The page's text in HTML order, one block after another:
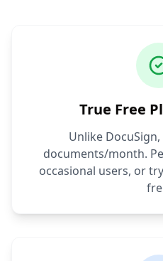
True Free
Unlike
documents/month.
occasional users, or